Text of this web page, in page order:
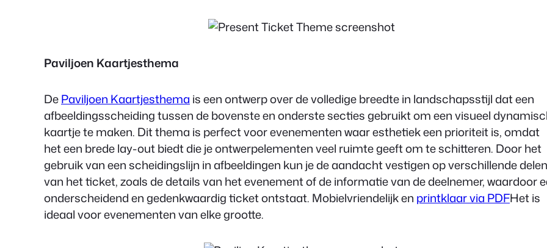
Paviljoen Kaartjesthema
DePaviljoen Kaartjesthema is een ontwerp over de volledige breedte in landschapsstijl dat een
afbeeldingsscheiding tussen de bovenste en onderste secties gebruikt om een visueel
kaartje te maken. Dit thema is perfect voor evenementen waar esthetiek een prioriteit is, omdat
het een brede lay-out biedt die je ontwerpelementen veel ruimte geeft om te schitteren. Door het
gebruik van een scheidingslijn in afbeeldingen kun je de aandacht vestigen op verschillende delen
van het ticket, zoals de details van het evenement of de informatie van de deelnemer, waardoor
onderscheidend en gedenkwaardig ticket ontstaat. Mobielvriendelijk en printklaar via PDFHet is
ideaal voor evenementen van elke grootte.